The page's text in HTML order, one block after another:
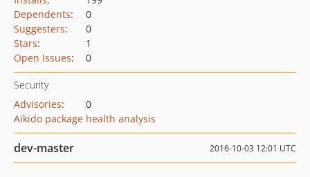
Dependents:
0
Suggesters:
0
Stars:
1
Open Issues: 0
Security
Advisories:
0
Aikido package health analysis
dev-master 2016-10-03 12:01 UTC